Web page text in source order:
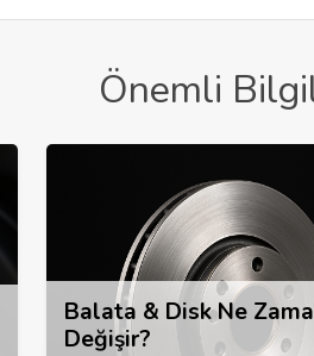
Önemli
Balata & Disk Ne
Değişir?